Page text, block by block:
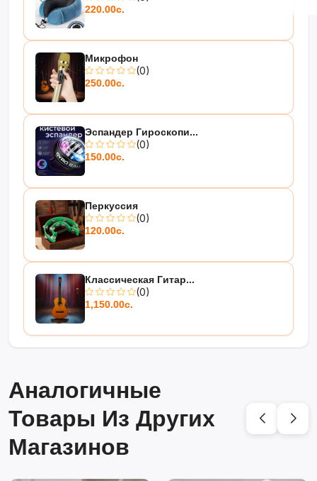
220.00с.
Микрофон
(0)
250.00с.
Эспандер Гироскопи...
(0)
150.00с.
Перкуссия
(0)
120.00с.
Классическая Гитар...
(0)
1,150.00с.
Аналогичные
Товары Из Других
Магазинов